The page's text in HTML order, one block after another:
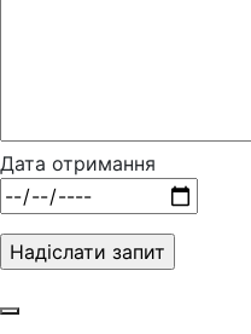
Дата отримання